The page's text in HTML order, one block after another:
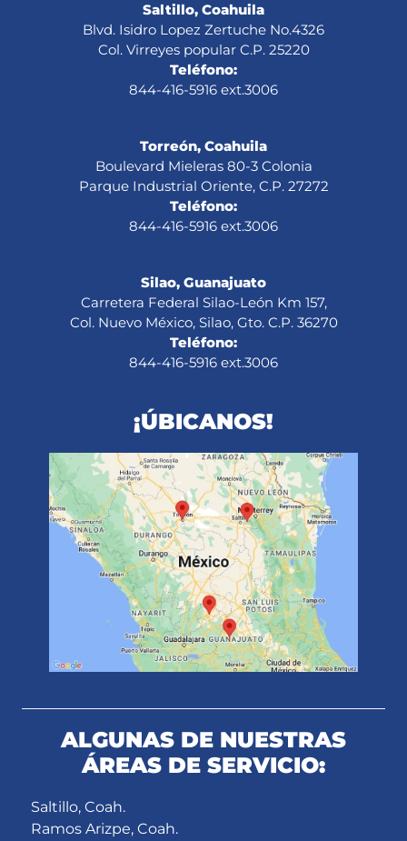
Saltillo, Coahuila
Blvd. Isidro Lopez Zertuche No.4326
Col. Virreyes popular C.P. 25220
Teléfono:
844-416-5916 ext.3006
Torreón, Coahuila
Boulevard Mieleras 80-3 Colonia
Parque Industrial Oriente, C.P. 27272
Teléfono:
844-416-5916 ext.3006
Silao, Guanajuato
Carretera Federal Silao-León Km 157,
Col. Nuevo México, Silao, Gto. C.P. 36270
Teléfono:
844-416-5916 ext.3006
¡ÚBICANOS!
ALGUNAS DE NUESTRAS
ÁREAS DE SERVICIO:
Saltillo, Coah.
Ramos Arizpe, Coah.